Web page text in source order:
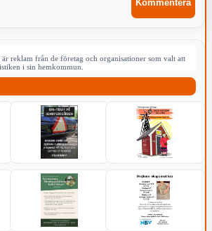
reklam från de företag och organisationer som valt att
i sin hemkommun.